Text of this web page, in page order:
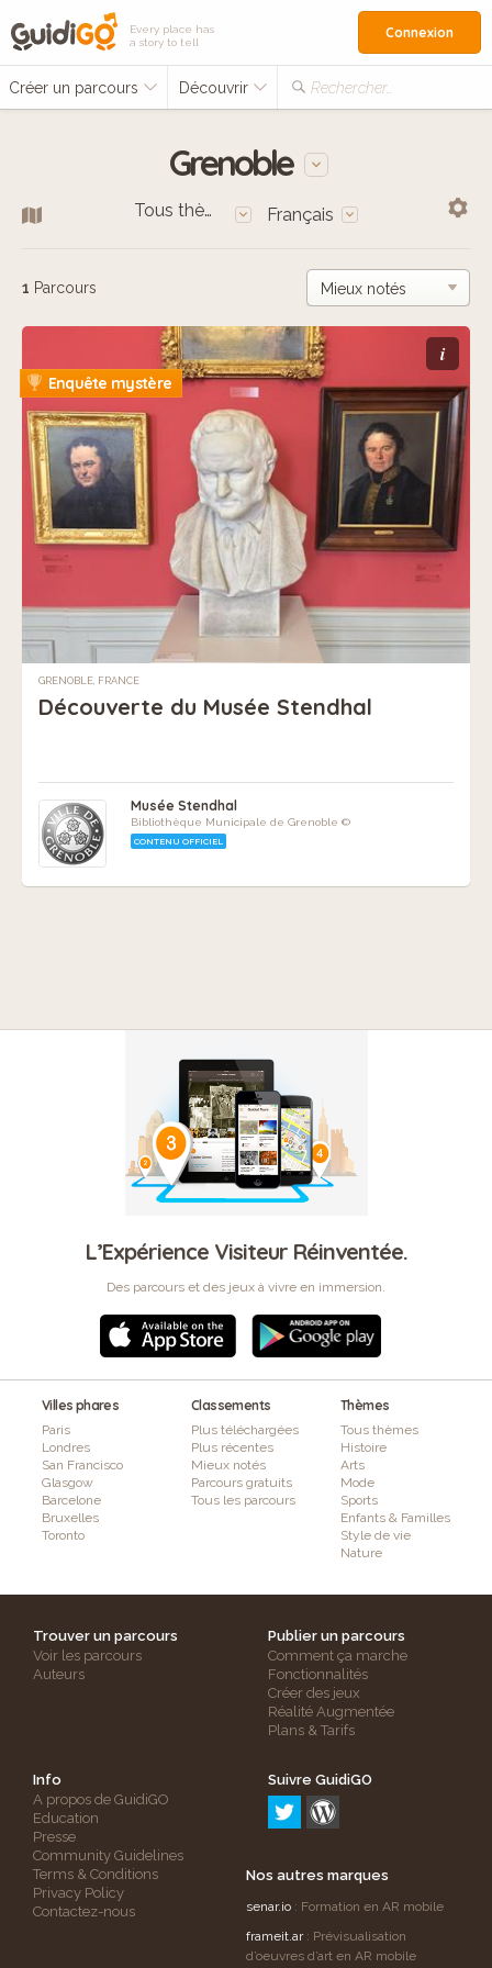
Every place has
a story to tell
Créer un parcours Découvrir Rechercher…
Connexion
Grenoble
Tous thèmes Français
1 Parcours
i
Enquête mystère
GRENOBLE, FRANCE
Découverte du Musée Stendhal
Musée Stendhal
Bibliothèque Municipale de Grenoble ©
CONTENU OFFICIEL
L’Expérience Visiteur Réinventée.
Des parcours et des jeux à vivre en immersion.
Villes phares
Paris
Londres
San Francisco
Glasgow
Barcelone
Bruxelles
Toronto
Classements
Plus téléchargées
Plus récentes
Mieux notés
Parcours gratuits
Tous les parcours
Thèmes
Tous thèmes
Histoire
Arts
Mode
Sports
Enfants & Familles
Style de vie
Nature
Trouver un parcours
Voir les parcours
Auteurs
Publier un parcours
Comment ça marche
Fonctionnalités
Créer des jeux
Réalité Augmentée
Plans & Tarifs
Info
A propos de GuidiGO
Education
Presse
Community Guidelines
Terms & Conditions
Privacy Policy
Contactez-nous
Suivre GuidiGO
Nos autres marques
senar.io : Formation en AR mobile
frameit.ar: Prévisualisation
d’oeuvres d’art en AR mobile